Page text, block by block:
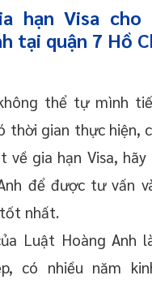
hạn Visa
tại quận 7 Hồ
thể tự mình
thời gian thực hiện,
về gia hạn Visa,
để được tư vấn
nhất.
Luật Hoàng Anh
có nhiều năm